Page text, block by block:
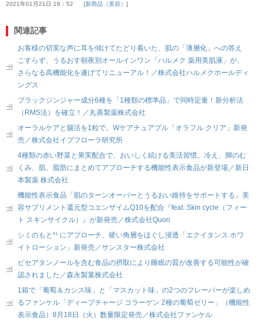
2021年01月21日 19：52 新商品（美容）
関連記事
お客様の切実な声に耳を傾けてたどり着いた、肌の「薄層化」への答え
こすらず、うるおす朝夜別オールインワン「ハルメク 薬用美肌液」が、
さらなる高機能化を遂げてリニューアル！／株式会社ハルメクホールディ
ングス
ブラックジンジャー成分6種を「1種類の標準品」で同時定量！新分析法
（RMS法）を確立！／丸善製薬株式会社
オーラルケアと腸活を1粒で。Wケアチュアブル「オラフル クリア」新発
売／株式会社イブフローラ研究所
4種類の赤い野菜と果実配合で、おいしく続ける美活習慣。冷え、脚のむ
くみ、肌、脂肪にまとめてアプローチする機能性表示食品が新登場／新日
本製薬 株式会社
機能性表示食品「肌のターンオーバーとうるおい維持をサポートする」美
容サプリメント還元型コエンザイムQ10を配合『feat. Skin cycle（フィー
ト スキンサイクル）』が新発売／株式会社Quon
シミのもと*¹ にアプローチ、硬い角層をほぐし浸透「エクイタンス ホワ
イトローション」新発売／サンスター株式会社
ピセアタンノールを含む食品の摂取により睡眠の質が改善する可能性が確
認されました／森永製菓株式会社
1箱で「葡萄＆カシス味」と「マスカット味」の2つのフレーバーが楽しめ
るファンケル「ディープチャージ コラーゲン 2種の葡萄ゼリー」（機能性
表示食品）8月18日（火）数量限定発売／株式会社ファンケル